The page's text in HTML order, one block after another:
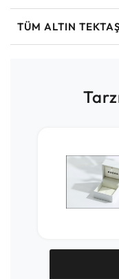
TÜM ALTIN